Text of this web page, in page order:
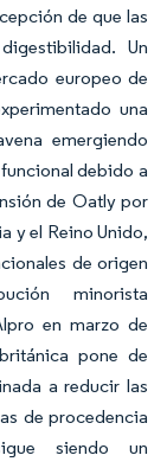
de que las
Un
europeo de
una
emergiendo
debido a
de Oatly por
y el Reino Unido,
de origen
minorista
en marzo de
pone de
a reducir las
de procedencia
siendo un